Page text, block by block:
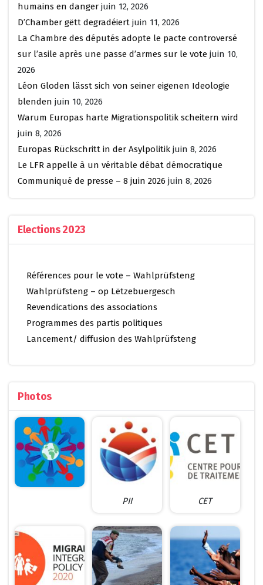
humains en danger juin 12, 2026
D’Chamber gëtt degradéiert juin 11, 2026
La Chambre des députés adopte le pacte controversé
sur l’asile après une passe d’armes sur le vote juin 10,
2026
Léon Gloden lässt sich von seiner eigenen Ideologie
blenden juin 10, 2026
Warum Europas harte Migrationspolitik scheitern wird
juin 8, 2026
Europas Rückschritt in der Asylpolitik juin 8, 2026
Le LFR appelle à un véritable débat démocratique
Communiqué de presse – 8 juin 2026 juin 8, 2026
Elections 2023
Références pour le vote – Wahlprüfsteng
Wahlprüfsteng – op Lëtzebuergesch
Revendications des associations
Programmes des partis politiques
Lancement/ diffusion des Wahlprüfsteng
Photos
PII CET